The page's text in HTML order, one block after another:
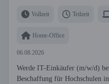
Vollzeit Teilzeit
Home-Office
06.08.2026
Werde IT-Einkäufer (m/w/d)
Beschaffung für Hochschulen